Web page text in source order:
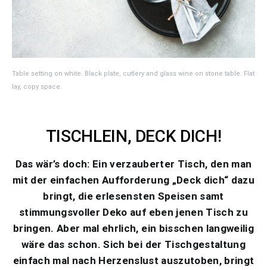
Table setting on white. Black plate, cutlery and glass wine on stone table. Flat
lay, copy space.
TISCHLEIN, DECK DICH!
Das wär’s doch: Ein verzauberter Tisch, den man
mit der einfachen Aufforderung „Deck dich“ dazu
bringt, die erlesensten Speisen samt
stimmungsvoller Deko auf eben jenen Tisch zu
bringen. Aber mal ehrlich, ein bisschen langweilig
wäre das schon. Sich bei der Tischgestaltung
einfach mal nach Herzenslust auszutoben, bringt